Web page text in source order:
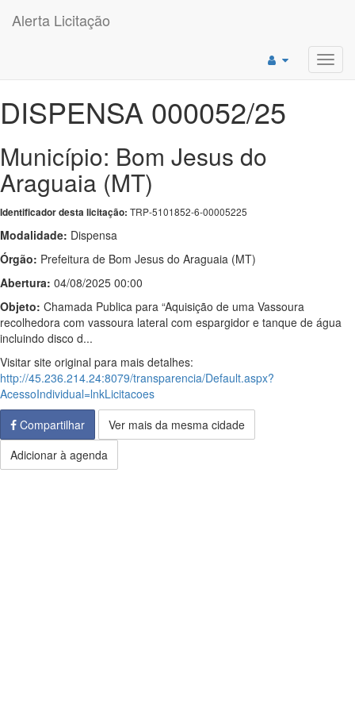
Alerta Licitação
DISPENSA 000052/25
Município: Bom Jesus do
Araguaia (MT)
Identificador desta licitação: TRP-5101852-6-00005225
Modalidade: Dispensa
Órgão: Prefeitura de Bom Jesus do Araguaia (MT)
Abertura: 04/08/2025 00:00
Objeto: Chamada Publica para “Aquisição de uma Vassoura
recolhedora com vassoura lateral com espargidor e tanque de água
incluindo disco d...
Visitar site original para mais detalhes:
http://45.236.214.24:8079/transparencia/Default.aspx?
AcessoIndividual=lnkLicitacoes
Compartilhar
Ver mais da mesma cidade
Adicionar à agenda